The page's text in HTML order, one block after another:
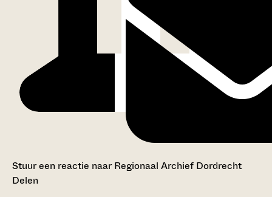
Stuur een reactie naar Regionaal Archief Dordrecht
Delen